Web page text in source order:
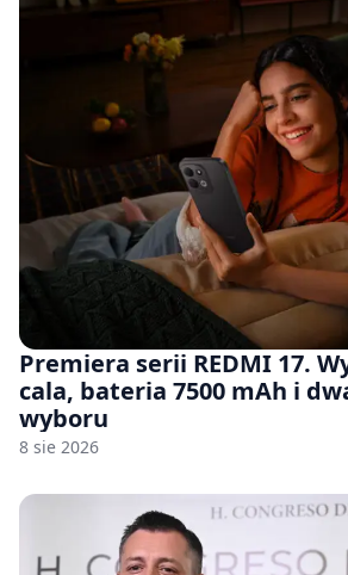
Premiera serii REDMI 17.
cala, bateria 7500 mAh i
wyboru
8 sie 2026